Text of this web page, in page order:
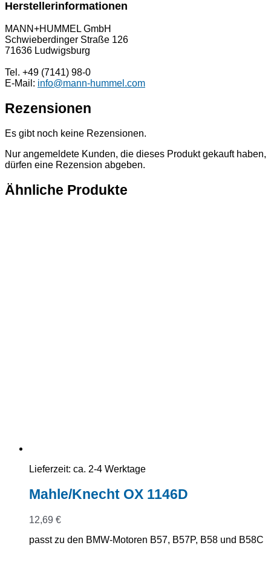
Herstellerinformationen
MANN+HUMMEL GmbH
Schwieberdinger Straße 126
71636 Ludwigsburg
Tel. +49 (7141) 98-0
E-Mail: info@mann-hummel.com
Rezensionen
Es gibt noch keine Rezensionen.
Nur angemeldete Kunden, die dieses Produkt gekauft haben,
dürfen eine Rezension abgeben.
Ähnliche Produkte
Lieferzeit: ca. 2-4 Werktage
Mahle/Knecht OX 1146D
12,69 €
passt zu den BMW-Motoren B57, B57P, B58 und B58C